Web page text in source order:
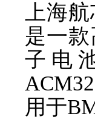
上海
是一
子电
用于